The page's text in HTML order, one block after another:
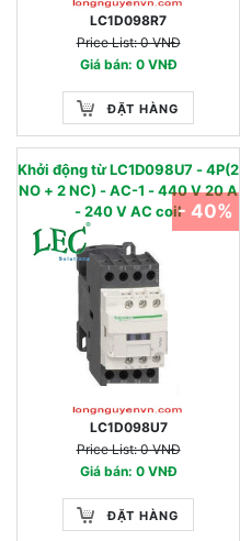
LC1D098R7
Price List: 0 VNĐ
Giá bán: 0 VNĐ
ĐẶT HÀNG
Khởi động từ LC1D098U7 - 4P(2
NO + 2 NC) - AC-1 - 440 V 20 A
- 240 V AC coil
LC1D098U7
Price List: 0 VNĐ
Giá bán: 0 VNĐ
ĐẶT HÀNG
- 40%